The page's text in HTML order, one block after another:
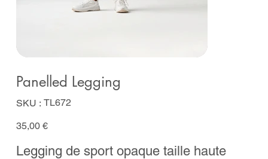
Panelled Legging
SKU : SKU
TL672
TL672
Prix
35,00 €
Legging de sport opaque taille haute